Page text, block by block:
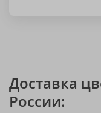
Доставка
России: